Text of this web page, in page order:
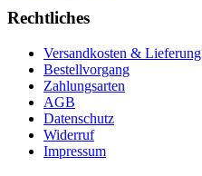
Rechtliches
Versandkosten & Lieferung
Bestellvorgang
Zahlungsarten
AGB
Datenschutz
Widerruf
Impressum